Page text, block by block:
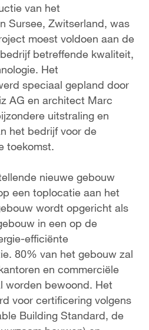
van het
Sursee, Zwitserland, was
moest voldoen aan de
betreffende kwaliteit,
Het
speciaal gepland door
AG en architect Marc
uitstraling en
het bedrijf voor de
toekomst.
nieuwe gebouw
een toplocatie aan het
wordt opgericht als
in een op de
efficiënte
80% van het gebouw zal
en commerciële
worden bewoond. Het
voor certificering volgens
Building Standard, de